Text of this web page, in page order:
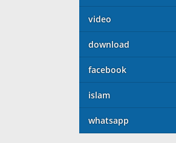
video
download
facebook
islam
whatsapp